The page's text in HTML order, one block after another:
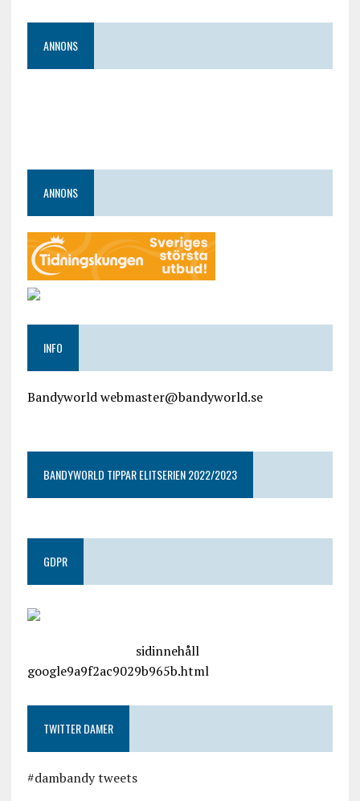
ANNONS
ANNONS
INFO
Bandyworld webmaster@bandyworld.se
BANDYWORLD TIPPAR ELITSERIEN 2022/2023
GDPR
sidinnehåll
google9a9f2ac9029b965b.html
TWITTER DAMER
#dambandy tweets